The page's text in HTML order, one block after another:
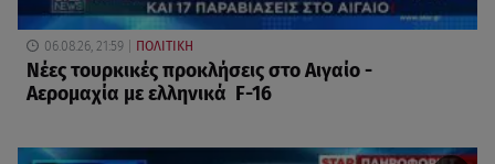
06.08.26, 21:59 ΠΟΛΙΤΙΚΗ
Νέες τουρκικές προκλήσεις στο Αιγαίο -
Αερομαχία με ελληνικά F-16